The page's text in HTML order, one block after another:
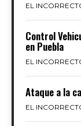
EL
Control
en Puebla
EL
Ataque a la
EL